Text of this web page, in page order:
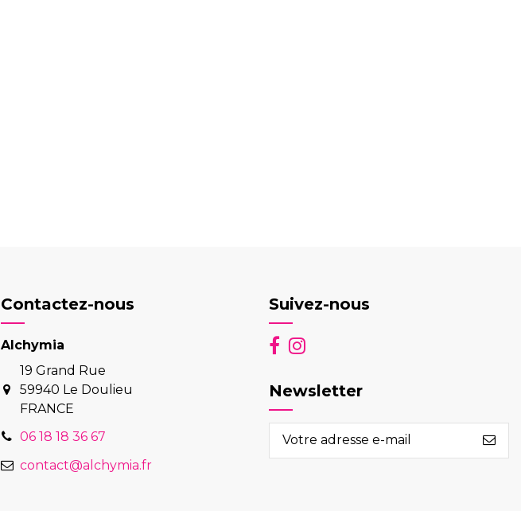
Contactez-nous
Alchymia
19 Grand Rue
59940 Le Doulieu
FRANCE
06 18 18 36 67
contact@alchymia.fr
Suivez-nous
Newsletter